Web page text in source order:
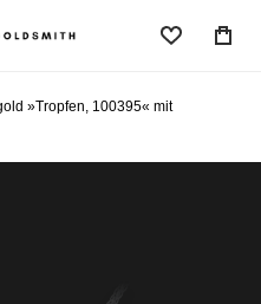
»Tropfen, 100395« mit